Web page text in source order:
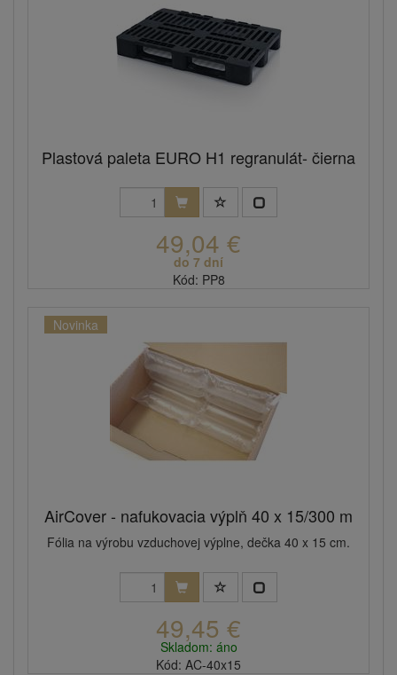
Plastová paleta EURO H1 regranulát- čierna
49,04 €
do 7 dní
Kód: PP8
Novinka
AirCover - nafukovacia výplň 40 x 15/300 m
Fólia na výrobu vzduchovej výplne, dečka 40 x 15 cm.
49,45 €
Skladom: áno
Kód: AC-40x15